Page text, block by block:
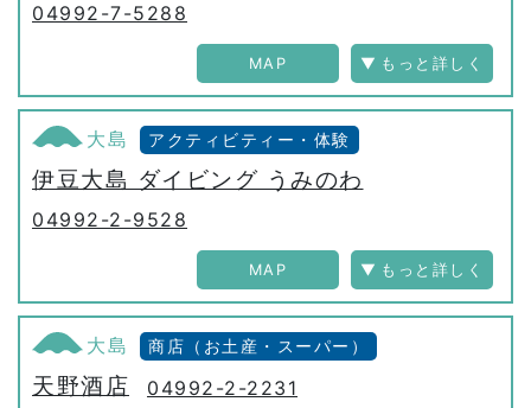
04992-7-5288
MAP
大島 アクティビティー・体験
伊豆大島 ダイビング うみのわ
04992-2-9528
MAP
大島 商店（お土産・スーパー）
天野酒店 04992-2-2231